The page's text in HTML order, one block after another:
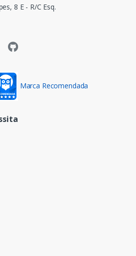
8 E - R/C Esq.
Marca Recomendada